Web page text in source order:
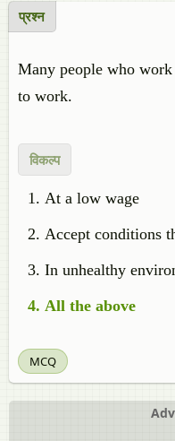
प्रश्न
Many people who
to work.
विकल्प
At a low wage
Accept conditions
In unhealthy
All the above
MCQ